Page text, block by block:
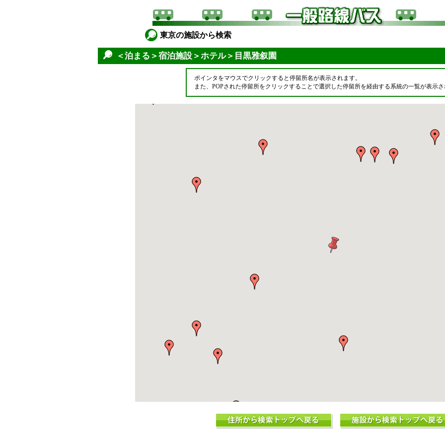
東京の施設から検索
＜泊まる＞宿泊施設＞ホテル＞目黒雅叙園
ポインタをマウスでクリックすると停留所名が表示されます。
また、POPされた停留所をクリックすることで選択した停留所を経由する系統の一覧が表示